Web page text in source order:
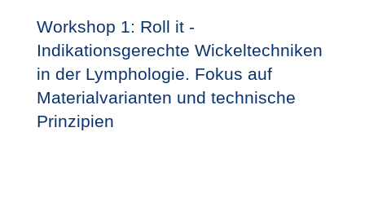
Workshop 1: Roll it -
Indikationsgerechte Wickeltechniken
in der Lymphologie. Fokus auf
Materialvarianten und technische
Prinzipien